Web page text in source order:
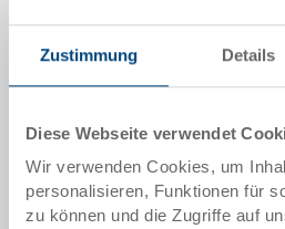
Zustimmung Details
Diese Webseite verwendet
Wir verwenden Cookies, um
personalisieren, Funktionen für
zu können und die Zugriffe auf
In den Warenkorb
Mindestbestellmenge: 1000